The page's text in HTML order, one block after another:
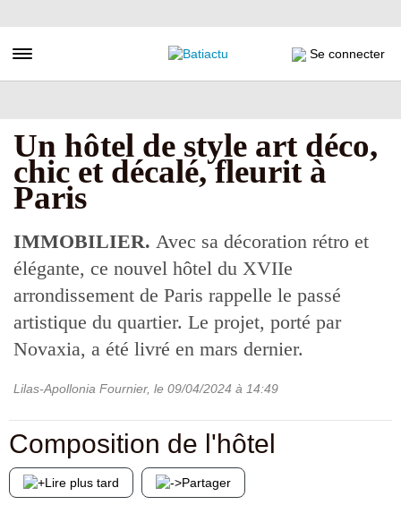
au
principal
Toggle navigation Se connecter
Un hôtel de style art déco,
chic et décalé, fleurit à
Paris
IMMOBILIER. Avec sa décoration rétro et
élégante, ce nouvel hôtel du XVIIe
arrondissement de Paris rappelle le passé
artistique du quartier. Le projet, porté par
Novaxia, a été livré en mars dernier.
Lilas-Apollonia Fournier, le 09/04/2024 à 14:49
Composition de l'hôtel
Lire plus tard Partager